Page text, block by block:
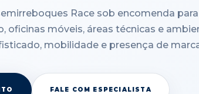
Race sob encomenda
oficinas móveis, áreas técnicas e
mobilidade e presença de
FALE COM ESPECIALISTA